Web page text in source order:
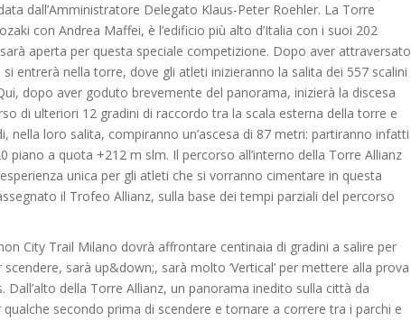
dall’Amministratore Delegato Klaus-Peter Roehler. La Torre
con Andrea Maffei, è l’edificio più alto d’Italia con i suoi 202
aperta per questa speciale competizione. Dopo aver attraversato
entrerà nella torre, dove gli atleti inizieranno la salita dei 557 scalini
dopo aver goduto brevemente del panorama, inizierà la discesa
di ulteriori 12 gradini di raccordo tra la scala esterna della torre e
nella loro salita, compiranno un’ascesa di 87 metri: partiranno infatti
piano a quota +212 m slm. Il percorso all’interno della Torre Allianz
unica per gli atleti che si vorranno cimentare in questa
il Trofeo Allianz, sulla base dei tempi parziali del percorso
City Trail Milano dovrà affrontare centinaia di gradini a salire per
sarà up&down;, sarà molto ‘Vertical’ per mettere alla prova
della Torre Allianz, un panorama inedito sulla città da
secondo prima di scendere e tornare a correre tra i parchi e